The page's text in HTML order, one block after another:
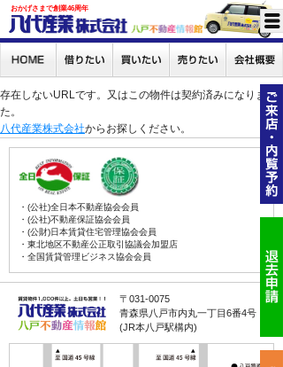
おかげさまで創業46周年
存在しないURLです。又はこの物件は契約済みになりまし
た。
八代産業株式会社からお探しください。
・(公社)全日本不動産協会会員
・(公社)不動産保証協会会員
・(公財)日本賃貸住宅管理協会会員
・東北地区不動産公正取引協議会加盟店
・全国賃貸管理ビジネス協会会員
〒031-0075
青森県八戸市内丸一丁目6番4号
(JR本八戸駅構内)